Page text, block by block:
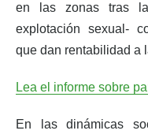
en las zonas tras
explotación sexual-
que dan rentabilidad a
Lea el informe sobre
En las dinámicas